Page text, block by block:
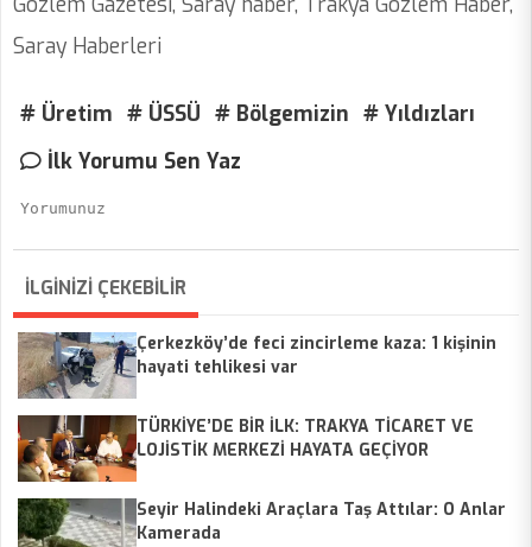
# Üretim # ÜSSÜ # Bölgemizin # Yıldızları
İlk Yorumu Sen Yaz
İLGİNİZİ ÇEKEBİLİR
Çerkezköy’de feci zincirleme kaza: 1 kişinin
hayati tehlikesi var
TÜRKİYE’DE BİR İLK: TRAKYA TİCARET VE
LOJİSTİK MERKEZİ HAYATA GEÇİYOR
Seyir Halindeki Araçlara Taş Attılar: O Anlar
Kamerada